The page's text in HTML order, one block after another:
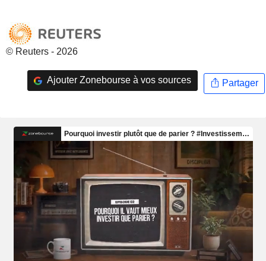
© Reuters - 2026
Ajouter Zonebourse à vos sources Partager